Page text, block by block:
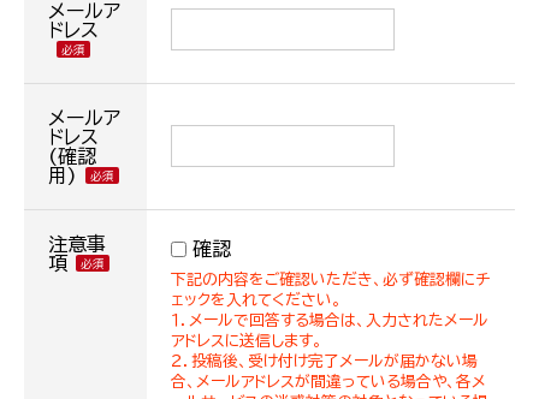
メールア
ドレス
メールア
ドレス
(確認
用)
注意事
項
確認
下記の内容をご確認いただき、必ず確認欄にチ
ェックを入れてください。
１．メールで回答する場合は、入力されたメール
アドレスに送信します。
２．投稿後、受け付け完了メールが届かない場
合、メールアドレスが間違っている場合や、各メ